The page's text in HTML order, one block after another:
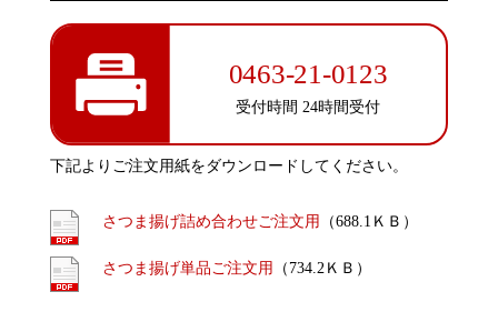
0463-21-0123
受付時間 24時間受付
下記よりご注文用紙をダウンロードしてください。
さつま揚げ詰め合わせご注文用 （688.1ＫＢ）
さつま揚げ単品ご注文用 （734.2ＫＢ）